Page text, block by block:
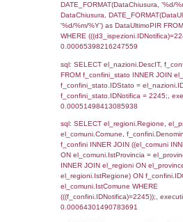
ComuneST,
as ComuneSL,
LEFT JOIN
=
LEFT JOIN
LEFT JOIN